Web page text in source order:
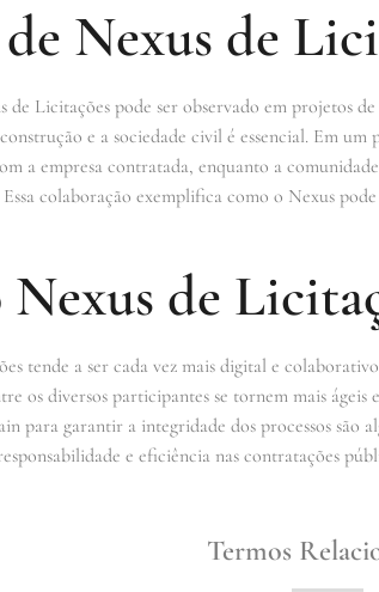
Nexus de
de Licitações pode ser observado em projetos
e a sociedade civil é essencial. Em
a empresa contratada, enquanto a
colaboração exemplifica como o Nexus
de
tende a ser cada vez mais digital e
os diversos participantes se tornem mais
para garantir a integridade dos processos são
e eficiência nas contratações
Termos